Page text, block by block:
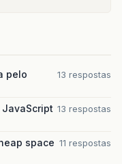
pelo
13 respostas
JavaScript 13 respostas
space 11 respostas